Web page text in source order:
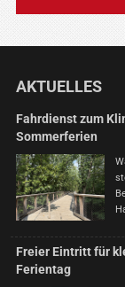
AKTUELLES
Fahrdienst zum
Sommerferien
Freier Eintritt für
Ferientag